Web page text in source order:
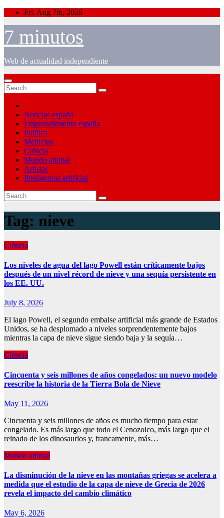
Skip
content
Fri. Aug 7th, 2026
7 minutos
Web de actualidad independiente
Noticias españa
Emprendimiento españa
Política
Medicina
Ciéncia
Mundo animal
Artistas
Inteligencia artificial
Tag: nieve
Ciéncia
Los niveles de agua del lago Powell están críticamente bajos
después de un nivel récord de nieve y una sequía persistente en
los EE. UU.
July 8, 2026
El lago Powell, el segundo embalse artificial más grande de Estados
Unidos, se ha desplomado a niveles sorprendentemente bajos
mientras la capa de nieve sigue siendo baja y la sequía…
Ciéncia
Cincuenta y seis millones de años congelados: un nuevo modelo
reescribe la historia de la Tierra Bola de Nieve
May 11, 2026
Cincuenta y seis millones de años es mucho tiempo para estar
congelado. Es más largo que todo el Cenozoico, más largo que el
reinado de los dinosaurios y, francamente, más…
Mundo animal
La disminución de la nieve en las montañas griegas se acelera a
medida que el estudio de la capa de nieve de Grecia de 2026
revela el impacto del cambio climático
May 6, 2026